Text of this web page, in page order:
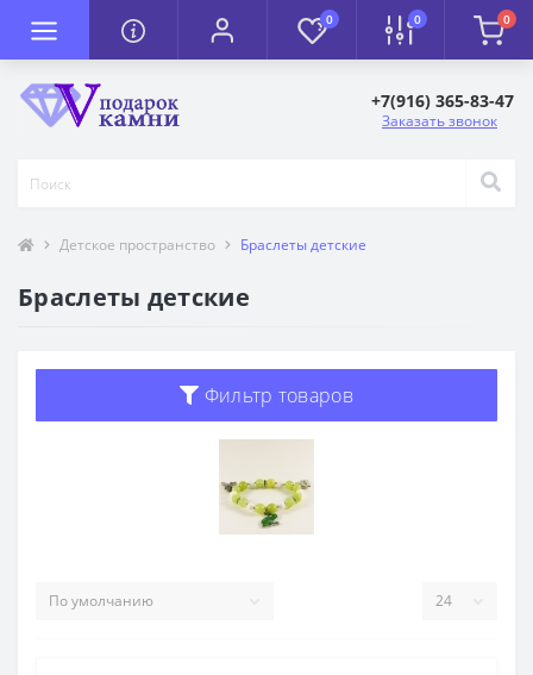
0 0 0
+7(916) 365-83-47
Заказать звонок
Детское пространство Браслеты детские
Браслеты детские
Фильтр товаров